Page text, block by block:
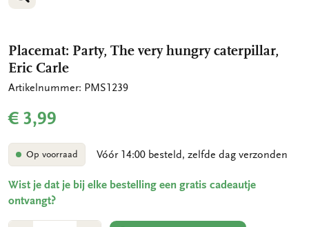
VERGROOT AFBEELDING
Placemat: Party, The very hungry caterpillar,
Eric Carle
Artikelnummer: PMS1239
€ 3,99
Op voorraad Vóór 14:00 besteld, zelfde dag verzonden
Wist je dat je bij elke bestelling een gratis cadeautje
ontvangt?